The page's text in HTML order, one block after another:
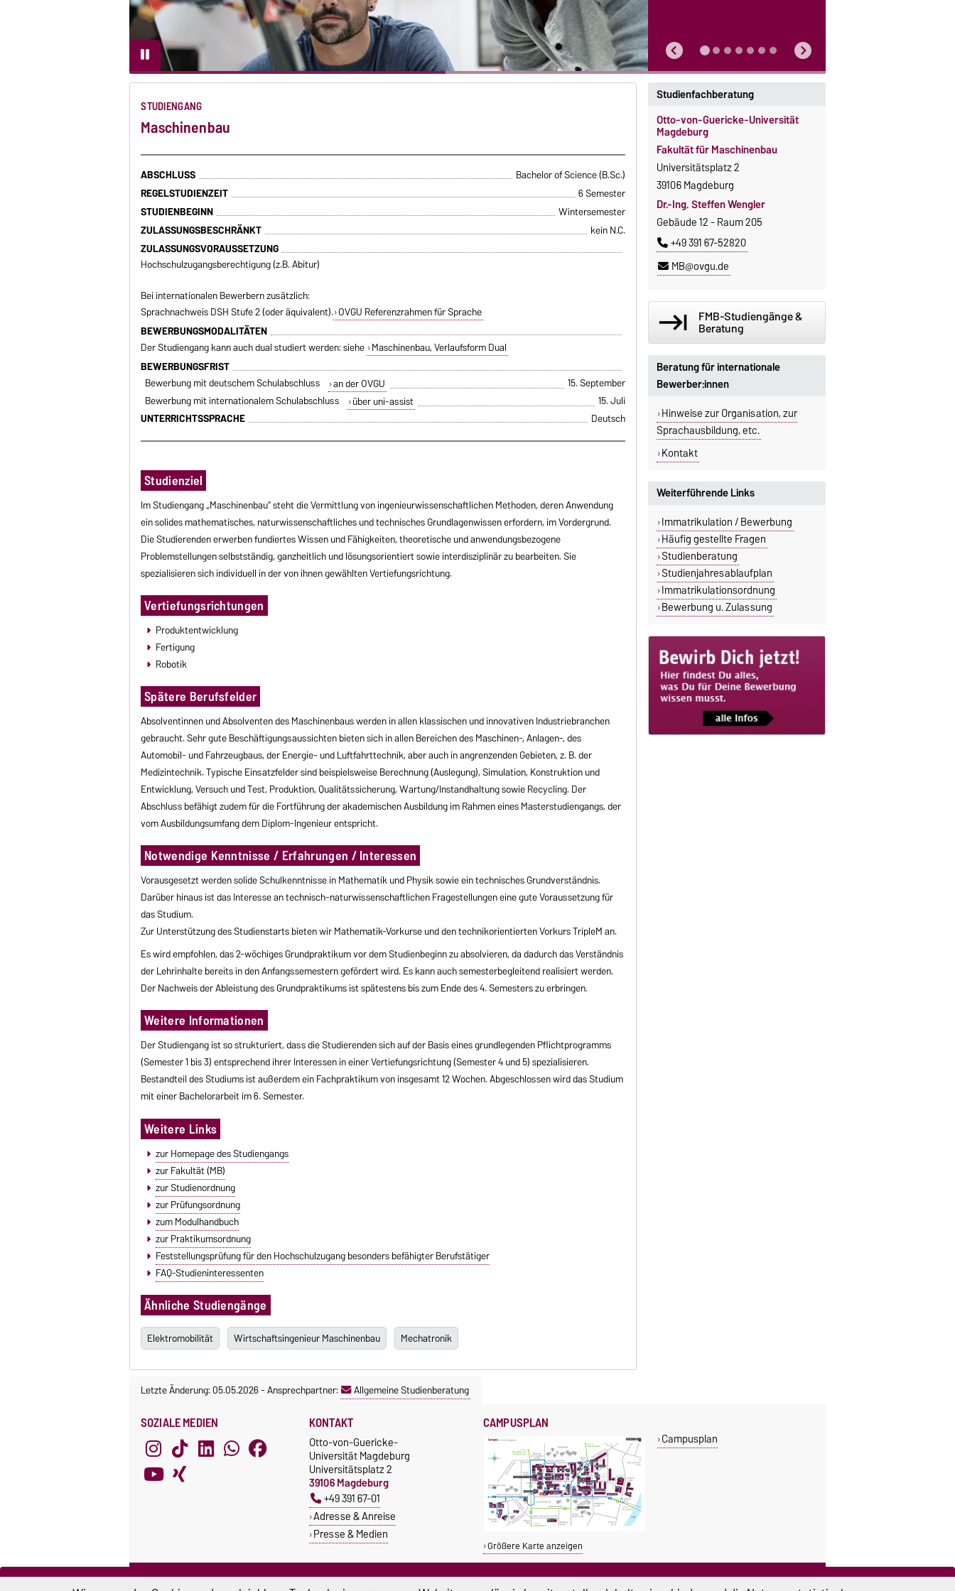
STUDIENGANG
Maschinenbau
ABSCHLUSS
Bachelor of Science (B.Sc.)
REGELSTUDIENZEIT
6 Semester
STUDIENBEGINN
Wintersemester
ZULASSUNGSBESCHRÄNKT
kein N.C.
ZULASSUNGSVORAUSSETZUNG
Hochschulzugangsberechtigung (z.B. Abitur)
Bei internationalen Bewerbern zusätzlich:
Sprachnachweis DSH Stufe 2 (oder äquivalent). OVGU Referenzrahmen für Sprache
BEWERBUNGSMODALITÄTEN
Der Studiengang kann auch dual studiert werden: siehe Maschinenbau, Verlaufsform Dual
BEWERBUNGSFRIST
Bewerbung mit deutschem Schulabschluss
an der OVGU
15. September
Bewerbung mit internationalem Schulabschluss
über uni-assist
15. Juli
UNTERRICHTSSPRACHE
Deutsch
Studienziel
Im Studiengang „Maschinenbau“ steht die Vermittlung von ingenieurwissenschaftlichen Methoden, deren Anwendung
ein solides mathematisches, naturwissenschaftliches und technisches Grundlagenwissen erfordern, im Vordergrund.
Die Studierenden erwerben fundiertes Wissen und Fähigkeiten, theoretische und anwendungsbezogene
Problemstellungen selbstständig, ganzheitlich und lösungsorientiert sowie interdisziplinär zu bearbeiten. Sie
spezialisieren sich individuell in der von ihnen gewählten Vertiefungsrichtung.
Vertiefungsrichtungen
Produktentwicklung
Fertigung
Robotik
Spätere Berufsfelder
Absolventinnen und Absolventen des Maschinenbaus werden in allen klassischen und innovativen Industriebranchen
gebraucht. Sehr gute Beschäftigungsaussichten bieten sich in allen Bereichen des Maschinen-, Anlagen-, des
Automobil- und Fahrzeugbaus, der Energie- und Luftfahrttechnik, aber auch in angrenzenden Gebieten, z. B. der
Medizintechnik. Typische Einsatzfelder sind beispielsweise Berechnung (Auslegung), Simulation, Konstruktion und
Entwicklung, Versuch und Test, Produktion, Qualitätssicherung, Wartung/Instandhaltung sowie Recycling. Der
Abschluss befähigt zudem für die Fortführung der akademischen Ausbildung im Rahmen eines Masterstudiengangs, der
vom Ausbildungsumfang dem Diplom-Ingenieur entspricht.
Notwendige Kenntnisse / Erfahrungen / Interessen
Vorausgesetzt werden solide Schulkenntnisse in Mathematik und Physik sowie ein technisches Grundverständnis.
Darüber hinaus ist das Interesse an technisch-naturwissenschaftlichen Fragestellungen eine gute Voraussetzung für
das Studium.
Zur Unterstützung des Studienstarts bieten wir Mathematik-Vorkurse und den technikorientierten Vorkurs TripleM an.
Es wird empfohlen, das 2-wöchiges Grundpraktikum vor dem Studienbeginn zu absolvieren, da dadurch das Verständnis
der Lehrinhalte bereits in den Anfangssemestern gefördert wird. Es kann auch semesterbegleitend realisiert werden.
Der Nachweis der Ableistung des Grundpraktikums ist spätestens bis zum Ende des 4. Semesters zu erbringen.
Weitere Informationen
Der Studiengang ist so strukturiert, dass die Studierenden sich auf der Basis eines grundlegenden Pflichtprogramms
(Semester 1 bis 3) entsprechend ihrer Interessen in einer Vertiefungsrichtung (Semester 4 und 5) spezialisieren.
Bestandteil des Studiums ist außerdem ein Fachpraktikum von insgesamt 12 Wochen. Abgeschlossen wird das Studium
mit einer Bachelorarbeit im 6. Semester.
Weitere Links
zur Homepage des Studiengangs
zur Fakultät (MB)
zur Studienordnung
zur Prüfungsordnung
zum Modulhandbuch
zur Praktikumsordnung
Feststellungsprüfung für den Hochschulzugang besonders befähigter Berufstätiger
FAQ-Studieninteressenten
Ähnliche Studiengänge
Elektromobilität Wirtschaftsingenieur Maschinenbau Mechatronik
Weiterführende Links
Immatrikulation / Bewerbung
Häufig gestellte Fragen
Studienberatung
Studienjahresablaufplan
Immatrikulationsordnung
Bewerbung u. Zulassung
Studienfachberatung
Otto-von-Guericke-Universität
Magdeburg
Fakultät für Maschinenbau
Universitätsplatz 2
39106 Magdeburg
Dr.-Ing. Steffen Wengler
Gebäude 12 - Raum 205
+49 391 67-52820
MB@ovgu.de
Beratung für internationale
Bewerber:innen
Hinweise zur Organisation, zur
Sprachausbildung, etc.
Kontakt
keyboard_tab FMB-Studiengänge &
Beratung
Letzte Änderung: 05.05.2026-Ansprechpartner: Allgemeine Studienberatung
SOZIALE MEDIEN KONTAKT
Otto-von-Guericke-
Universität Magdeburg
Universitätsplatz 2
39106 Magdeburg
+49 391 67-01
Adresse & Anreise
Presse & Medien
CAMPUSPLAN
Größere Karte anzeigen
Campusplan
ZERTIFIKATE STUDIUM & CAMPUS SERVICE DIESE SEITE